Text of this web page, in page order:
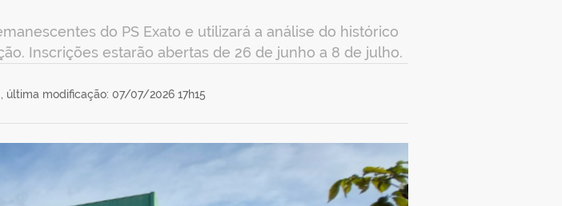
do PS Exato e utilizará a análise do histórico
Inscrições estarão abertas de 26 de junho a 8 de julho.
última modificação: 07/07/2026 17h15